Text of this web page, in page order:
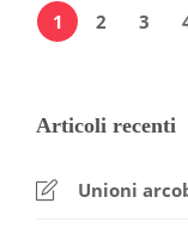
1 2 3
Articoli recenti
Unioni